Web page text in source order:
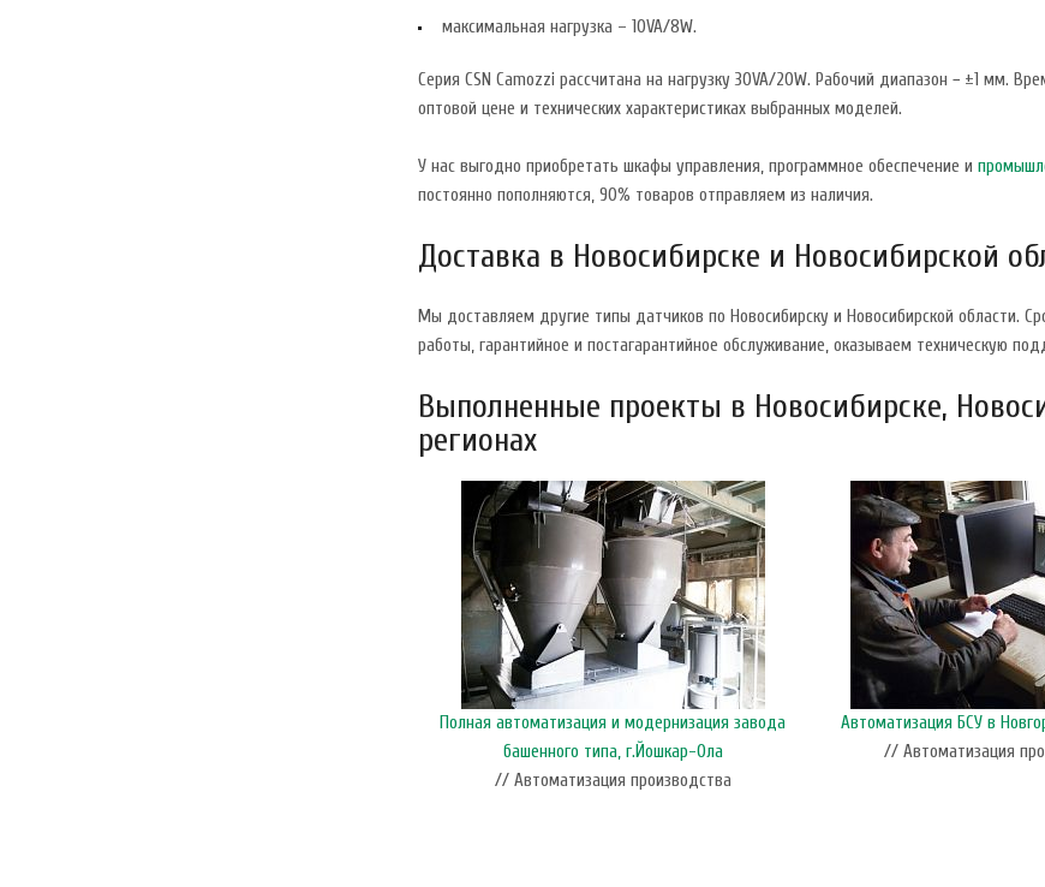
максимальная нагрузка – 10VA/8W.
Серия CSN Camozzi рассчитана на нагрузку 30VA/20W. Рабочий диапазон − ±1 мм.
оптовой цене и технических характеристиках выбранных моделей.
У нас выгодно приобретать шкафы управления, программное обеспечение и
постоянно пополняются, 90% товаров отправляем из наличия.
Доставка в Новосибирске и Новосибирской
Мы доставляем другие типы датчиков по Новосибирску и Новосибирской
работы, гарантийное и постагарантийное обслуживание, оказываем техническую
Выполненные проекты в Новосибирске,
регионах
Полная автоматизация и модернизация завода
башенного типа, г.Йошкар-Ола
// Автоматизация производства
Автоматизация БСУ в
// Автоматизация